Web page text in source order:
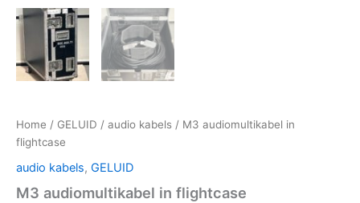
Home / GELUID / audio kabels / M3 audiomultikabel in
flightcase
audio kabels, GELUID
M3 audiomultikabel in flightcase